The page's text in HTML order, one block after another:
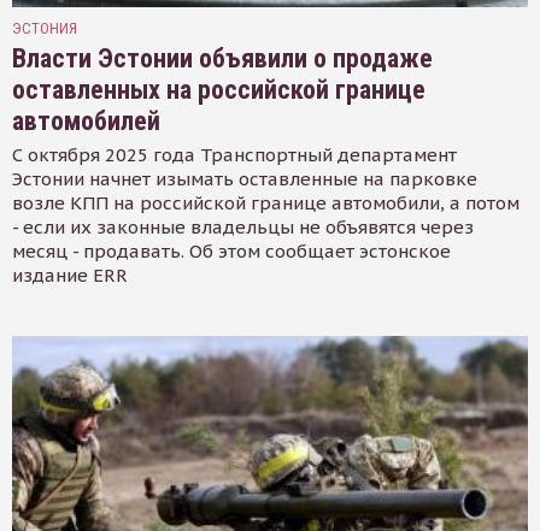
ЭСТОНИЯ
Власти Эстонии объявили о продаже
оставленных на российской границе
автомобилей
С октября 2025 года Транспортный департамент
Эстонии начнет изымать оставленные на парковке
возле КПП на российской границе автомобили, а потом
- если их законные владельцы не объявятся через
месяц - продавать. Об этом сообщает эстонское
издание ERR